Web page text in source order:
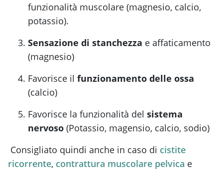
funzionalità muscolare (magnesio, calcio,
potassio).
Sensazione di stanchezza e affaticamento
(magnesio)
Favorisce il funzionamento delle ossa
(calcio)
Favorisce la funzionalità del sistema
nervoso (Potassio, magensio, calcio, sodio)
Consigliato quindi anche in caso di cistite
ricorrente, contrattura muscolare pelvica e